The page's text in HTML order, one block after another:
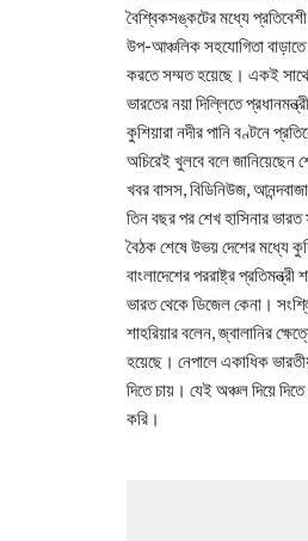
বৈশ্বিকসঙ্কটের মধ্যে
উপ-আঞ্চলিক সহযোগিতা বাড়াতে
করতে সম্মত হয়েছে। একই
ভারতের নয়া দিল্লিতে
কুশিয়ারা নদীর পানি বণ্টনে
অচিরেই খুলবে বলে জানিয়েছেন
খবর বাসস, বিডিনিউজ,
তিন বছর পর শেখ হাসিনার ভারত
বৈঠক শেষে উভয় দেশের মধ্যে
বাংলাদেশের পররাষ্ট্র
ভারত থেকে ডিজেল কেনা।
শাহরিয়ার বলেন, জ্বালানির
হয়েছে। নেপালে একাধিক
দিতে চায়। যেই অঞ্চল দিয়ে
করি।